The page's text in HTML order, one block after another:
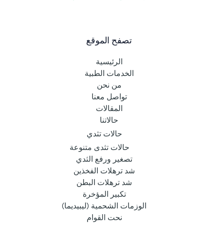
تصفح الموقع
الرئيسية
الخدمات الطبية
من نحن
تواصل معنا
المقالات
حالاتنا
حالات تثدي
حالات تثدى متنوعة
تصغير ورفع الثدي
شد ترهلات الفخذين
شد ترهلات البطن
تكبير المؤخرة
الوزمات الشحمية (ليبيديما)
نحت القوام